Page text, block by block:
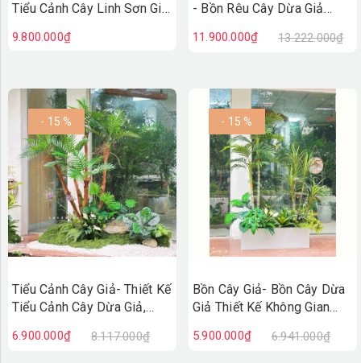
Tiểu Cảnh Cây Linh Sơn Giả
Xanh - RC143
9.800.000₫
- Bồn Rêu Cây Dừa Giả
Cafe
11.900.000₫ 13.222.000₫
- 15 %
Tiểu Cảnh Cây Giả- Thiết Kế
Tiểu Cảnh Cây Dừa Giả,
Xanh (160X140X190cm)-
6.900.000₫ 8.117.000₫
- 15 %
Bồn Cây Giả- Bồn Cây Dừa
Giả Thiết Kế Không Gian
(150X80X200cm)- BC255
5.900.000₫ 6.941.000₫